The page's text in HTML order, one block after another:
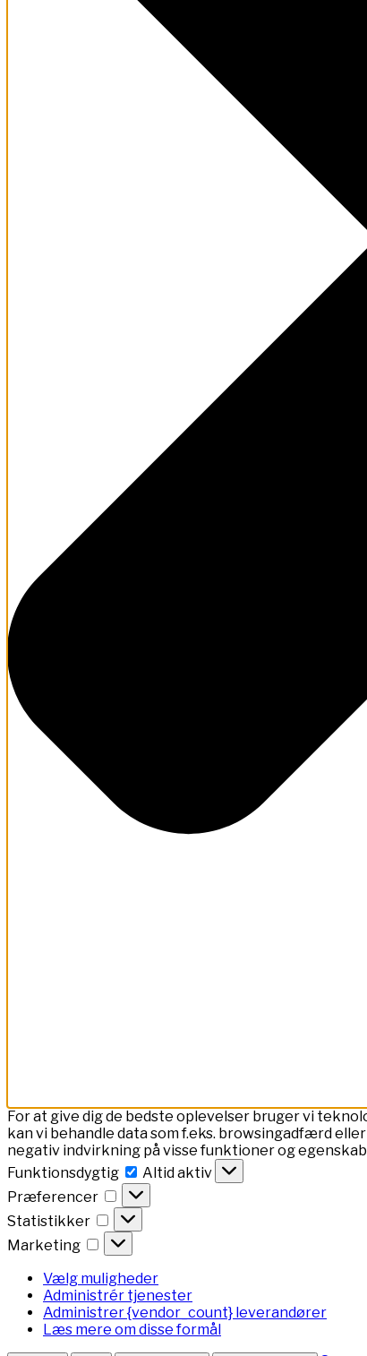
For at give dig de bedste oplevelser bruger vi
kan vi behandle data som f.eks. browsingadfærd
negativ indvirkning på visse funktioner og
Funktionsdygtig
Funktionsdygtig
Altid aktiv
Præferencer
Præferencer
Statistikker
Statistikker
Marketing
Marketing
Vælg muligheder
Administrér tjenester
Administrer {vendor_count} leverandører
Læs mere om disse formål